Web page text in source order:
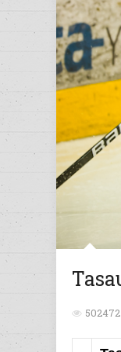
502472